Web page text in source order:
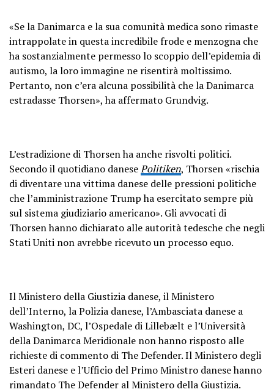
«Se la Danimarca e la sua comunità medica sono rimaste
intrappolate in questa incredibile frode e menzogna che
ha sostanzialmente permesso lo scoppio dell’epidemia di
autismo, la loro immagine ne risentirà moltissimo.
Pertanto, non c’era alcuna possibilità che la Danimarca
estradasse Thorsen», ha affermato Grundvig.
L’estradizione di Thorsen ha anche risvolti politici.
Secondo il quotidiano danesePolitiken, Thorsen «rischia
di diventare una vittima danese delle pressioni politiche
che l’amministrazione Trump ha esercitato sempre più
sul sistema giudiziario americano». Gli avvocati di
Thorsen hanno dichiarato alle autorità tedesche che negli
Stati Uniti non avrebbe ricevuto un processo equo.
Il Ministero della Giustizia danese, il Ministero
dell’Interno, la Polizia danese, l’Ambasciata danese a
Washington, DC, l’Ospedale di Lillebælt e l’Università
della Danimarca Meridionale non hanno risposto alle
richieste di commento di The Defender. Il Ministero degli
Esteri danese e l’Ufficio del Primo Ministro danese hanno
rimandato The Defender al Ministero della Giustizia.